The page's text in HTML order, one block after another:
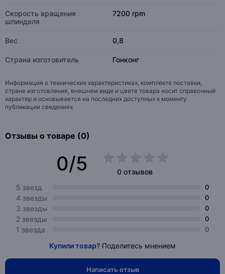
Скорость вращения
шпинделя
7200 rpm
Вес 0,8
Страна изготовитель Гонконг
Информация о технических характеристиках, комплекте поставки,
стране изготовления, внешнем виде и цвете товара носит справочный
характер и основывается на последних доступных к моменту
публикации сведениях
Отзывы о товаре (0)
0/5
0 отзывов
5 звезд
0
4 звезды 0
3 звезды 0
2 звезды 0
1 звезда 0
Купили товар? Поделитесь мнением
Написать отзыв